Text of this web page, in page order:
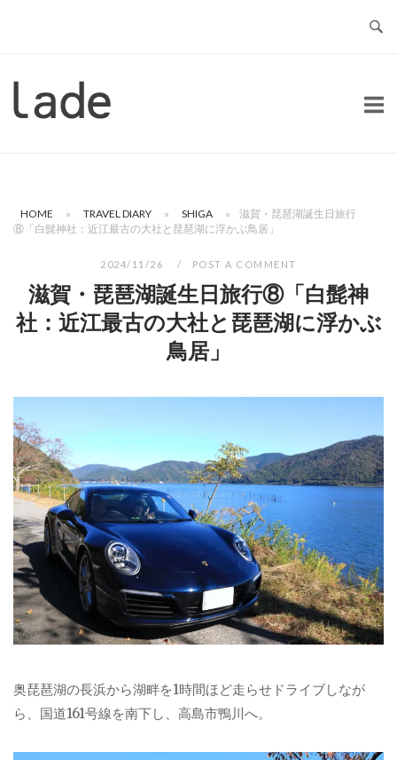
Home
HOME » TRAVEL DIARY » SHIGA »
滋賀・琵琶湖誕生日旅行
⑧「白髭神社：近江最古の大社と琵琶湖に浮かぶ鳥居」
2024/11/26 POST A COMMENT
滋賀・琵琶湖誕生日旅行⑧「白髭神
社：近江最古の大社と琵琶湖に浮かぶ
鳥居」
奥琵琶湖の長浜から湖畔を1時間ほど走らせドライブしなが
ら、国道161号線を南下し、高島市鴨川へ。